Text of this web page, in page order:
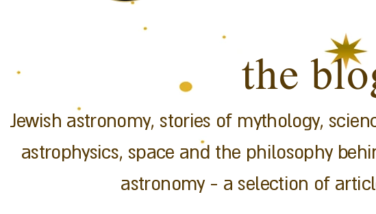
the
Jewish astronomy, stories of mythology,
astrophysics, space and the philosophy
astronomy - a selection of